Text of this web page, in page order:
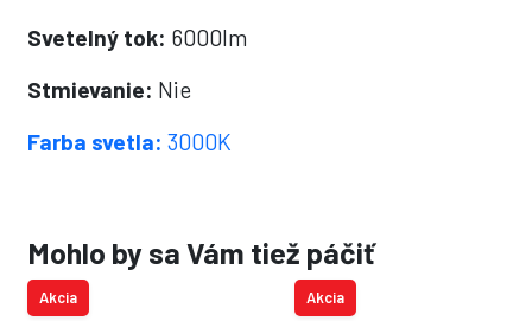
Svetelný tok: 6000lm
Stmievanie: Nie
Farba svetla: 3000K
Mohlo by sa Vám tiež páčiť
Akcia Akcia